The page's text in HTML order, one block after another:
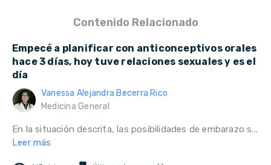
Contenido Relacionado
Empecé a planificar con anticonceptivos orales
hace 3 días, hoy tuve relaciones sexuales y es el
día
Vanessa Alejandra Becerra Rico
Medicina General
En la situación descrita, las posibilidades de embarazo s...
Leer más